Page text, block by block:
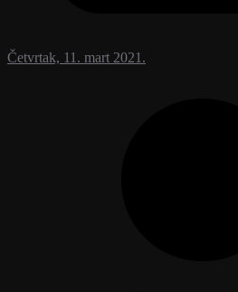
Četvrtak, 11. mart 2021.